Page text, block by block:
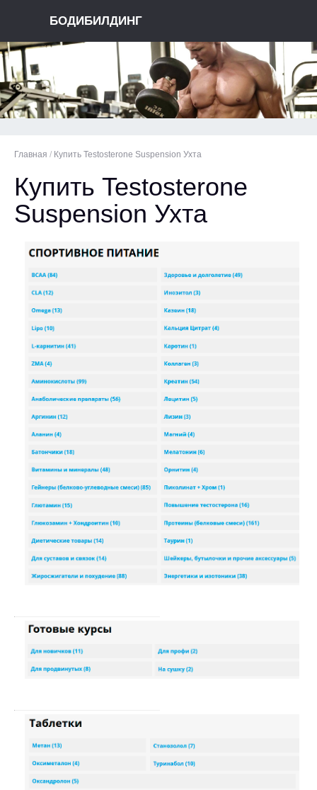
БОДИБИЛДИНГ
Главная / Купить Testosterone Suspension Ухта
Купить Testosterone
Suspension Ухта